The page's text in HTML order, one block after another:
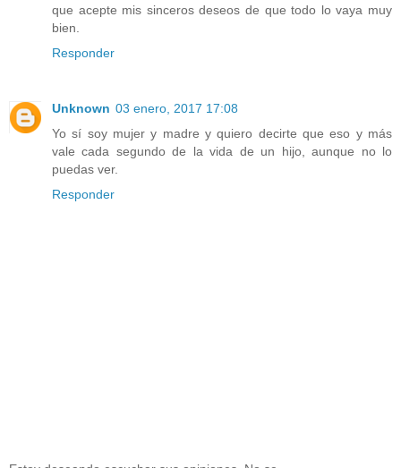
que acepte mis sinceros deseos de que todo lo vaya muy
bien.
Responder
Unknown 03 enero, 2017 17:08
Yo sí soy mujer y madre y quiero decirte que eso y más
vale cada segundo de la vida de un hijo, aunque no lo
puedas ver.
Responder